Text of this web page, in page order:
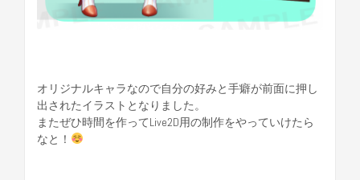
オリジナルキャラなので自分の好みと手癖が前面に押し
出されたイラストとなりました。
またぜひ時間を作ってLive2D用の制作をやっていけたら
なと！